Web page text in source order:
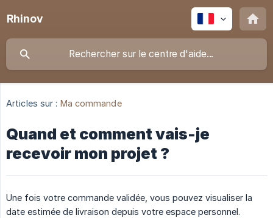
Rhinov
Articles sur : Ma commande
Quand et comment vais-je
recevoir mon projet ?
Une fois votre commande validée, vous pouvez visualiser la
date estimée de livraison depuis votre espace personnel.